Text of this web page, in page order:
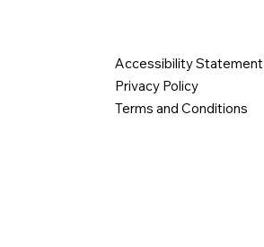
Accessibility Statement
Privacy Policy
Terms and Conditions